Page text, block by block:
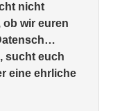
nicht
ob wir euren
sucht euch
eine ehrliche